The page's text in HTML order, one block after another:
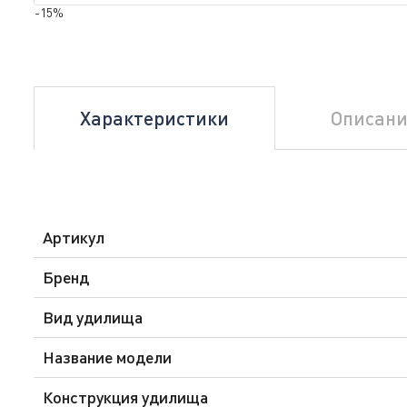
-15%
Характеристики
Артикул
Бренд
Вид удилища
Название модели
Конструкция удилища